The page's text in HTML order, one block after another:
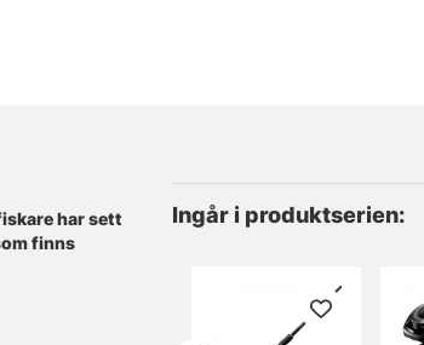
har sett
finns
Ingår i produktserien: